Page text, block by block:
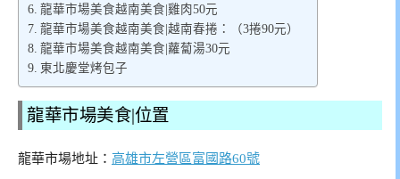
龍華市場美食越南美食|雞肉50元
龍華市場美食越南美食|越南春捲：（3捲90元）
龍華市場美食越南美食|蘿蔔湯30元
東北慶堂烤包子
龍華市場美食|位置
龍華市場地址： 高雄市左營區富國路60號